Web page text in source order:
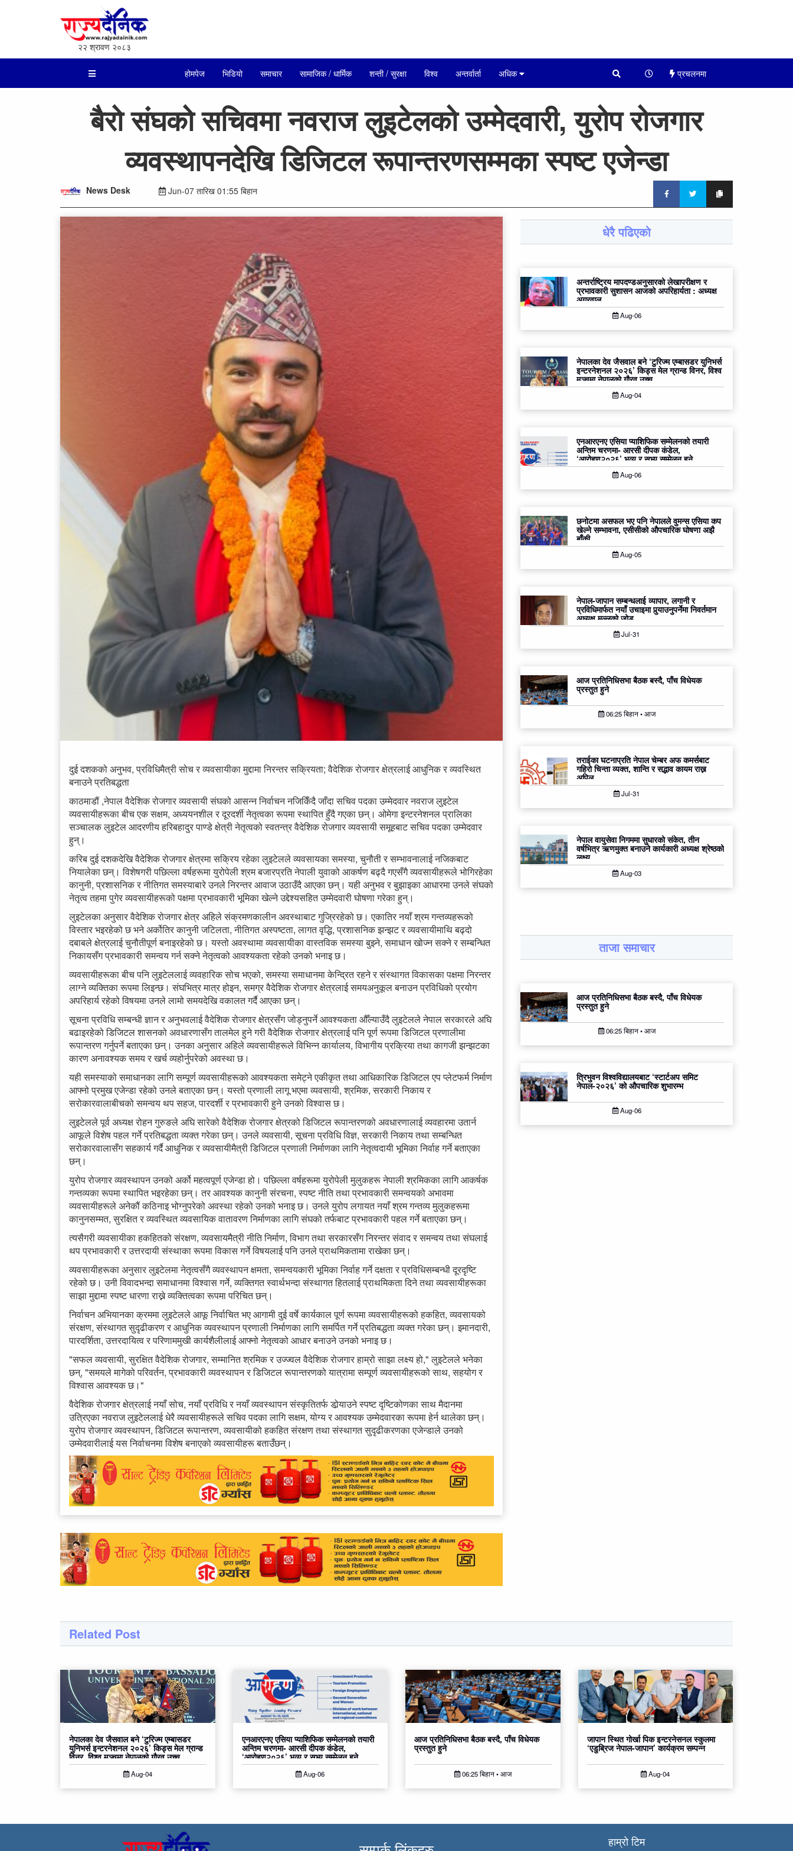
२२ श्रावण २०८३
होमपेज भिडियो समाचार सामाजिक / धार्मिक शन्ती / सुरक्षा विश्व अन्तर्वार्ता अधिक प्रचलनमा
बैरो संघको सचिवमा नवराज लुइटेलको उम्मेदवारी, युरोप रोजगार
व्यवस्थापनदेखि डिजिटल रूपान्तरणसम्मका स्पष्ट एजेन्डा
News Desk Jun-07 तारिख 01:55 बिहान
दुई दशकको अनुभव, प्रविधिमैत्री सोच र व्यवसायीका मुद्दामा निरन्तर सक्रियता; वैदेशिक रोजगार क्षेत्रलाई आधुनिक र व्यवस्थित
बनाउने प्रतिबद्धता
काठमाडौं ,नेपाल वैदेशिक रोजगार व्यवसायी संघको आसन्न निर्वाचन नजिकिँदै जाँदा सचिव पदका उम्मेदवार नवराज लुइटेल
व्यवसायीहरूका बीच एक सक्षम, अध्ययनशील र दूरदर्शी नेतृत्वका रूपमा स्थापित हुँदै गएका छन्। ओमेगा इन्टरनेशनल प्रालिका
सञ्चालक लुइटेल आदरणीय हरिबहादुर पाण्डे क्षेत्री नेतृत्वको स्वतन्त्र वैदेशिक रोजगार व्यवसायी समूहबाट सचिव पदका उम्मेदवार
हुन्।
करिब दुई दशकदेखि वैदेशिक रोजगार क्षेत्रमा सक्रिय रहेका लुइटेलले व्यवसायका समस्या, चुनौती र सम्भावनालाई नजिकबाट
नियालेका छन्। विशेषगरी पछिल्ला वर्षहरूमा युरोपेली श्रम बजारप्रति नेपाली युवाको आकर्षण बढ्दै गएसँगै व्यवसायीहरूले भोगिरहेका
कानुनी, प्रशासनिक र नीतिगत समस्याबारे उनले निरन्तर आवाज उठाउँदै आएका छन्। यही अनुभव र बुझाइका आधारमा उनले संघको
नेतृत्व तहमा पुगेर व्यवसायीहरूको पक्षमा प्रभावकारी भूमिका खेल्ने उद्देश्यसहित उम्मेदवारी घोषणा गरेका हुन्।
लुइटेलका अनुसार वैदेशिक रोजगार क्षेत्र अहिले संक्रमणकालीन अवस्थाबाट गुज्रिरहेको छ। एकातिर नयाँ श्रम गन्तव्यहरूको
विस्तार भइरहेको छ भने अर्कोतिर कानुनी जटिलता, नीतिगत अस्पष्टता, लागत वृद्धि, प्रशासनिक झन्झट र व्यवसायीमाथि बढ्दो
दबाबले क्षेत्रलाई चुनौतीपूर्ण बनाइरहेको छ। यस्तो अवस्थामा व्यवसायीका वास्तविक समस्या बुझ्ने, समाधान खोज्न सक्ने र सम्बन्धित
निकायसँग प्रभावकारी समन्वय गर्न सक्ने नेतृत्वको आवश्यकता रहेको उनको भनाइ छ।
व्यवसायीहरूका बीच पनि लुइटेललाई व्यवहारिक सोच भएको, समस्या समाधानमा केन्द्रित रहने र संस्थागत विकासका पक्षमा निरन्तर
लाग्ने व्यक्तिका रूपमा लिइन्छ। संघभित्र मात्र होइन, समग्र वैदेशिक रोजगार क्षेत्रलाई समयअनुकूल बनाउन प्रविधिको प्रयोग
अपरिहार्य रहेको विषयमा उनले लामो समयदेखि वकालत गर्दै आएका छन्।
सूचना प्रविधि सम्बन्धी ज्ञान र अनुभवलाई वैदेशिक रोजगार क्षेत्रसँग जोड्नुपर्ने आवश्यकता औँल्याउँदै लुइटेलले नेपाल सरकारले अघि
बढाइरहेको डिजिटल शासनको अवधारणासँग तालमेल हुने गरी वैदेशिक रोजगार क्षेत्रलाई पनि पूर्ण रूपमा डिजिटल प्रणालीमा
रूपान्तरण गर्नुपर्ने बताएका छन्। उनका अनुसार अहिले व्यवसायीहरूले विभिन्न कार्यालय, विभागीय प्रक्रिया तथा कागजी झन्झटका
कारण अनावश्यक समय र खर्च व्यहोर्नुपरेको अवस्था छ।
यही समस्याको समाधानका लागि सम्पूर्ण व्यवसायीहरूको आवश्यकता समेट्ने एकीकृत तथा आधिकारिक डिजिटल एप प्लेटफर्म निर्माण
आफ्नो प्रमुख एजेन्डा रहेको उनले बताएका छन्। यस्तो प्रणाली लागू भएमा व्यवसायी, श्रमिक, सरकारी निकाय र
सरोकारवालाबीचको समन्वय थप सहज, पारदर्शी र प्रभावकारी हुने उनको विश्वास छ।
लुइटेलले पूर्व अध्यक्ष रोहन गुरुङले अघि सारेको वैदेशिक रोजगार क्षेत्रको डिजिटल रूपान्तरणको अवधारणालाई व्यवहारमा उतार्न
आफूले विशेष पहल गर्ने प्रतिबद्धता व्यक्त गरेका छन्। उनले व्यवसायी, सूचना प्रविधि विज्ञ, सरकारी निकाय तथा सम्बन्धित
सरोकारवालासँग सहकार्य गर्दै आधुनिक र व्यवसायीमैत्री डिजिटल प्रणाली निर्माणका लागि नेतृत्वदायी भूमिका निर्वाह गर्ने बताएका
छन्।
युरोप रोजगार व्यवस्थापन उनको अर्को महत्वपूर्ण एजेन्डा हो। पछिल्ला वर्षहरूमा युरोपेली मुलुकहरू नेपाली श्रमिकका लागि आकर्षक
गन्तव्यका रूपमा स्थापित भइरहेका छन्। तर आवश्यक कानुनी संरचना, स्पष्ट नीति तथा प्रभावकारी समन्वयको अभावमा
व्यवसायीहरूले अनेकौं कठिनाइ भोग्नुपरेको अवस्था रहेको उनको भनाइ छ। उनले युरोप लगायत नयाँ श्रम गन्तव्य मुलुकहरूमा
कानुनसम्मत, सुरक्षित र व्यवस्थित व्यवसायिक वातावरण निर्माणका लागि संघको तर्फबाट प्रभावकारी पहल गर्ने बताएका छन्।
त्यसैगरी व्यवसायीका हकहितको संरक्षण, व्यवसायमैत्री नीति निर्माण, विभाग तथा सरकारसँग निरन्तर संवाद र समन्वय तथा संघलाई
थप प्रभावकारी र उत्तरदायी संस्थाका रूपमा विकास गर्ने विषयलाई पनि उनले प्राथमिकतामा राखेका छन्।
व्यवसायीहरूका अनुसार लुइटेलमा नेतृत्वसँगै व्यवस्थापन क्षमता, समन्वयकारी भूमिका निर्वाह गर्ने दक्षता र प्रविधिसम्बन्धी दूरदृष्टि
रहेको छ। उनी विवादभन्दा समाधानमा विश्वास गर्ने, व्यक्तिगत स्वार्थभन्दा संस्थागत हितलाई प्राथमिकता दिने तथा व्यवसायीहरूका
साझा मुद्दामा स्पष्ट धारणा राख्ने व्यक्तित्वका रूपमा परिचित छन्।
निर्वाचन अभियानका क्रममा लुइटेलले आफू निर्वाचित भए आगामी दुई वर्षे कार्यकाल पूर्ण रूपमा व्यवसायीहरूको हकहित, व्यवसायको
संरक्षण, संस्थागत सुदृढीकरण र आधुनिक व्यवस्थापन प्रणाली निर्माणका लागि समर्पित गर्ने प्रतिबद्धता व्यक्त गरेका छन्। इमानदारी,
पारदर्शिता, उत्तरदायित्व र परिणाममुखी कार्यशैलीलाई आफ्नो नेतृत्वको आधार बनाउने उनको भनाइ छ।
"सफल व्यवसायी, सुरक्षित वैदेशिक रोजगार, सम्मानित श्रमिक र उज्ज्वल वैदेशिक रोजगार हाम्रो साझा लक्ष्य हो," लुइटेलले भनेका
छन्, "समयले मागेको परिवर्तन, प्रभावकारी व्यवस्थापन र डिजिटल रूपान्तरणको यात्रामा सम्पूर्ण व्यवसायीहरूको साथ, सहयोग र
विश्वास आवश्यक छ।"
वैदेशिक रोजगार क्षेत्रलाई नयाँ सोच, नयाँ प्रविधि र नयाँ व्यवस्थापन संस्कृतितर्फ डोर्‍याउने स्पष्ट दृष्टिकोणका साथ मैदानमा
उत्रिएका नवराज लुइटेललाई धेरै व्यवसायीहरूले सचिव पदका लागि सक्षम, योग्य र आवश्यक उम्मेदवारका रूपमा हेर्न थालेका छन्।
युरोप रोजगार व्यवस्थापन, डिजिटल रूपान्तरण, व्यवसायीको हकहित संरक्षण तथा संस्थागत सुदृढीकरणका एजेन्डाले उनको
उम्मेदवारीलाई यस निर्वाचनमा विशेष बनाएको व्यवसायीहरू बताउँछन्।
धेरै पढिएको
अन्तर्राष्ट्रिय मापदण्डअनुसारको लेखापरीक्षण र
प्रभावकारी सुशासन आजको अपरिहार्यता : अध्यक्ष
अग्रवाल
Aug-06
नेपालका देव जैसवाल बने ‘टुरिज्म एम्बासडर युनिभर्स
इन्टरनेशनल २०२६’ किड्स मेल ग्रान्ड विनर, विश्व
मञ्चमा नेपालको गौरव उच्च
Aug-04
एनआरएनए एसिया प्याशिफिक सम्मेलनको तयारी
अन्तिम चरणमा- आरसी दीपक कंडेल,
‘आरोहण२०२६’ भव्य र सभ्य सम्मेलन हुने
Aug-06
छनोटमा असफल भए पनि नेपालले वुमन्स एसिया कप
खेल्ने सम्भावना, एसीसीको औपचारिक घोषणा अझै
बाँकी
Aug-05
नेपाल-जापान सम्बन्धलाई व्यापार, लगानी र
प्रविधिमार्फत नयाँ उचाइमा पुर्‍याउनुपर्नेमा निवर्तमान
अध्यक्ष मल्लको जोड
Jul-31
आज प्रतिनिधिसभा बैठक बस्दै, पाँच विधेयक
प्रस्तुत हुने
06:25 बिहान • आज
तराईका घटनाप्रति नेपाल चेम्बर अफ कमर्सबाट
गहिरो चिन्ता व्यक्त, शान्ति र सद्भाव कायम राख्न
अपिल
Jul-31
नेपाल वायुसेवा निगममा सुधारको संकेत, तीन
वर्षभित्र ऋणमुक्त बनाउने कार्यकारी अध्यक्ष श्रेष्ठको
लक्ष्य
Aug-03
ताजा समाचार
आज प्रतिनिधिसभा बैठक बस्दै, पाँच विधेयक
प्रस्तुत हुने
06:25 बिहान • आज
त्रिभुवन विश्वविद्यालयबाट ‘स्टार्टअप समिट
नेपाल-२०२६’ को औपचारिक शुभारम्भ
Aug-06
Related Post
नेपालका देव जैसवाल बने ‘टुरिज्म एम्बासडर
युनिभर्स इन्टरनेशनल २०२६’ किड्स मेल ग्रान्ड
विनर, विश्व मञ्चमा नेपालको गौरव उच्च
Aug-04
एनआरएनए एसिया प्याशिफिक सम्मेलनको तयारी
अन्तिम चरणमा- आरसी दीपक कंडेल,
‘आरोहण२०२६’ भव्य र सभ्य सम्मेलन हुने
Aug-06
आज प्रतिनिधिसभा बैठक बस्दै, पाँच विधेयक
प्रस्तुत हुने
06:25 बिहान • आज
जापान स्थित गोर्खा पिक इन्टरनेसनल स्कुलमा
‘एडुब्रिज नेपाल-जापान’ कार्यक्रम सम्पन्न
Aug-04
हाम्रो टिम